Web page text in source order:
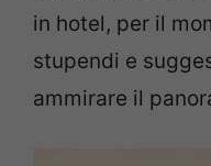
in hotel, per il
stupendi e
ammirare il